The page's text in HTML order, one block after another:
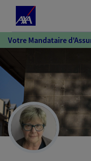
Votre Mandataire